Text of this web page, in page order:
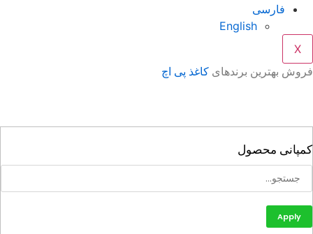
فارسی
English
بهترین برندهایکاغذ پی اچ
محصول
Apply